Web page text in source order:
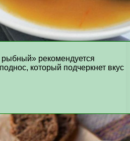
рекомендуется
который подчеркнет вкус